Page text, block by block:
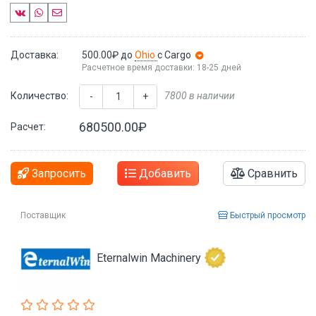
Доставка: 500.00₽ до Ohio с Cargo
Расчетное время доставки: 18-25 дней
Количество: - + 7800 в наличии
Расчет: 680500.00₽
Запросить Добавить Сравнить
Поставщик Быстрый просмотр
Eternalwin Machinery